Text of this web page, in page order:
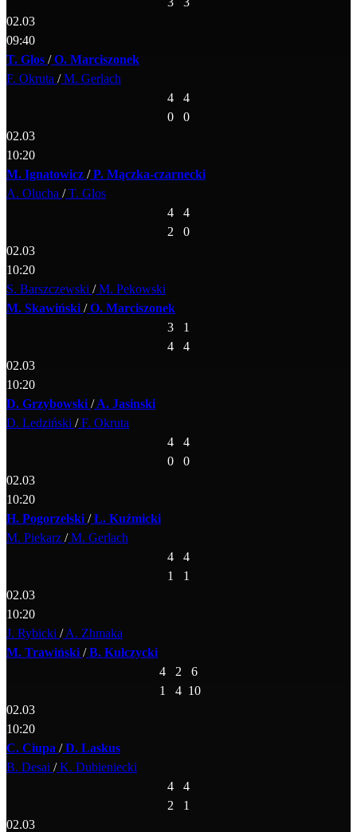
02.03
09:40
T. Glos /O. Marciszonek
F. Okruta /M. Gerlach
4
4
0
0
02.03
10:20
M. Ignatowicz /P. Mączka-czarnecki
A. Olucha /T. Glos
4
4
2
0
02.03
10:20
S. Barszczewski /M. Pekowski
M. Skawiński /O. Marciszonek
3
1
4
4
02.03
10:20
D. Grzybowski /A. Jasinski
D. Ledziński /F. Okruta
4
4
0
0
02.03
10:20
H. Pogorzelski /Ł. Kuźmicki
M. Piekarz /M. Gerlach
4
4
1
1
02.03
10:20
J. Rybicki /A. Zhmaka
M. Trawiński /B. Kulczycki
4
2
6
1
4 10
02.03
10:20
C. Ciupa /D. Laskus
B. Desai /K. Dubieniecki
4
4
2
1
02.03